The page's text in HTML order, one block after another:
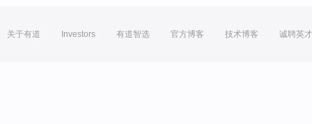
关于有道 Investors 有道智选 官方博客 技术博客 诚聘英才